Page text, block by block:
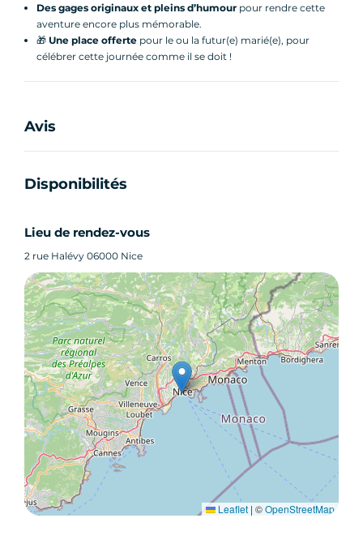
Des gages originaux et pleins d’humour pour rendre cette
aventure encore plus mémorable.
🎁 Une place offerte pour le ou la futur(e) marié(e), pour
célébrer cette journée comme il se doit !
Avis
Disponibilités
Lieu de rendez-vous
2 rue Halévy 06000 Nice
Leaflet | ©OpenStreetMap